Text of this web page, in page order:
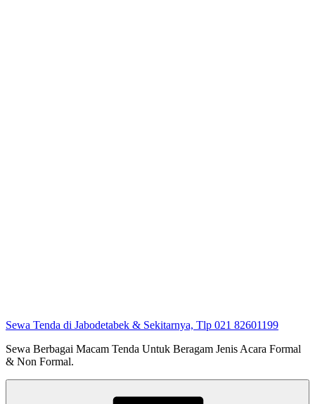
Sewa Tenda di Jabodetabek & Sekitarnya, Tlp 021 82601199
Sewa Berbagai Macam Tenda Untuk Beragam Jenis Acara Formal
& Non Formal.